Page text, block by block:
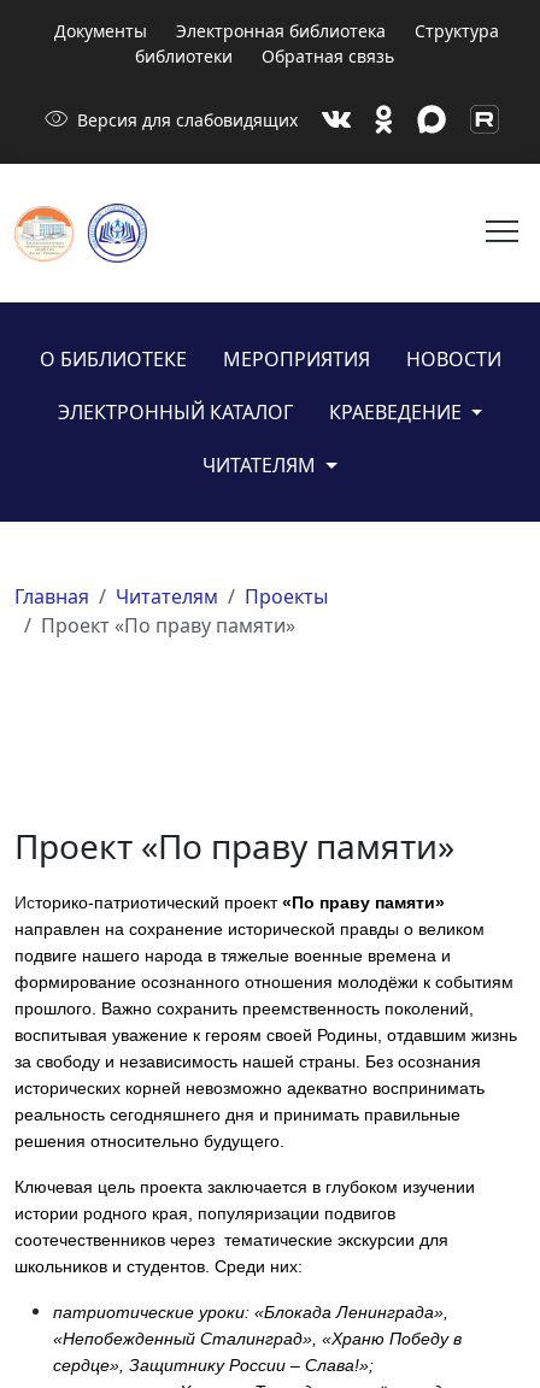
Документы Электронная библиотека
Структура
библиотеки
Обратная связь
visibility Версия для слабовидящих
menu
О БИБЛИОТЕКЕ МЕРОПРИЯТИЯ
НОВОСТИ
ЭЛЕКТРОННЫЙ КАТАЛОГ
КРАЕВЕДЕНИЕ
ЧИТАТЕЛЯМ
Главная Читателям
Проекты
Проект «По праву памяти»
Проект «По праву памяти»
Историко-патриотический проект«По праву памяти»
направлен на сохранение исторической правды о великом
подвиге нашего народа в тяжелые военные времена и
формирование осознанного отношения молодёжи к событиям
прошлого. Важно сохранить преемственность поколений,
воспитывая уважение к героям своей Родины, отдавшим жизнь
за свободу и независимость нашей страны. Без осознания
исторических корней невозможно адекватно воспринимать
реальность сегодняшнего дня и принимать правильные
решения относительно будущего.
Ключевая цель проекта заключается в глубоком изучении
истории родного края, популяризации подвигов
соотечественников через тематические экскурсии для
школьников и студентов. Среди них:
патриотические уроки: «Блокада Ленинграда»,
«Непобежденный Сталинград», «Храню Победу в
сердце», Защитнику России – Слава!»;